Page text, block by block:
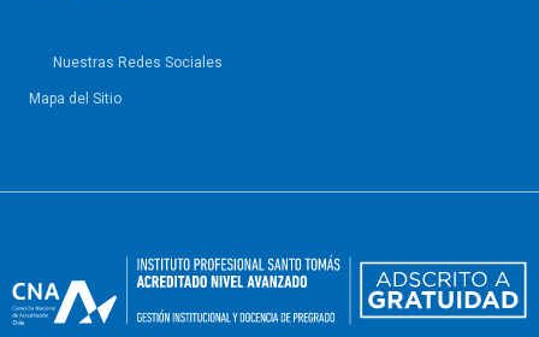
Nuestras Redes Sociales
Mapa del Sitio